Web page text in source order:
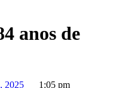
anos de
2025 1:05 pm